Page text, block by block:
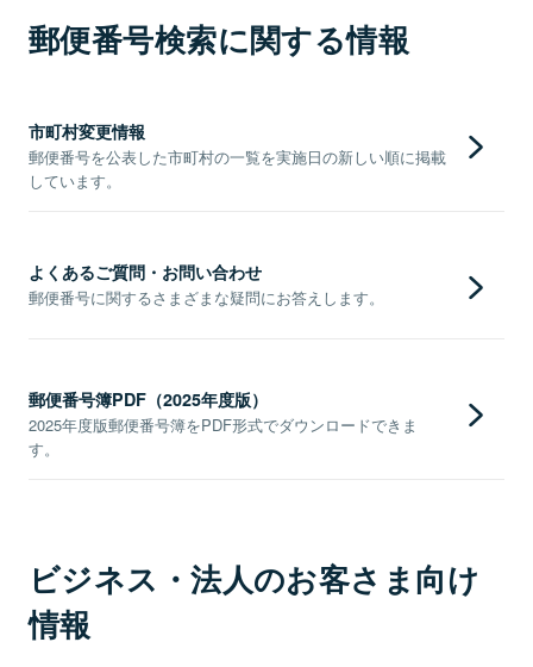
郵便番号検索に関する情報
市町村変更情報
郵便番号を公表した市町村の一覧を実施日の新しい順に掲載
しています。
よくあるご質問・お問い合わせ
郵便番号に関するさまざまな疑問にお答えします。
郵便番号簿PDF（2025年度版）
2025年度版郵便番号簿をPDF形式でダウンロードできま
す。
ビジネス・法人のお客さま向け
情報